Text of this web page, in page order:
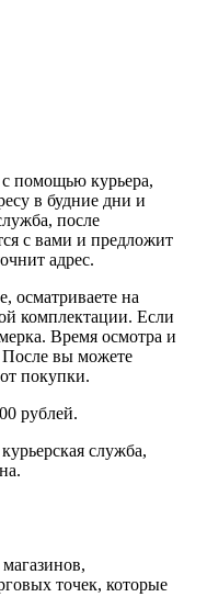
с помощью курьера,
в будние дни и
после
с вами и предложит
адрес.
осматриваете на
комплектации. Если
Время осмотра и
вы можете
покупки.
рублей.
служба,
точек, которые